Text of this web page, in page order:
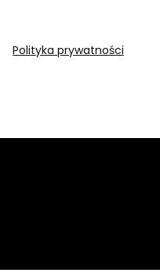
Polityka prywatności